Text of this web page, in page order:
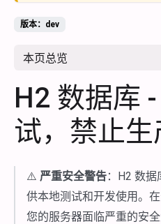
版本：dev
本页总览
H2 数据库
试，禁止生
⚠️ 严重安全警告：H2 数据
供本地测试和开发使用。
您的服务器面临严重的安